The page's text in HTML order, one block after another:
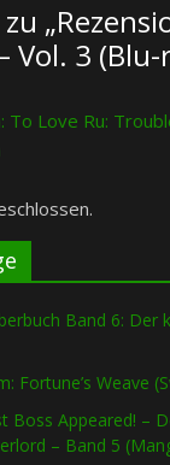
„
Vol. 3 (Blu-
To Love Ru:
Band 6: Der
Fortune’s Weave
Boss Appeared! –
– Band 5